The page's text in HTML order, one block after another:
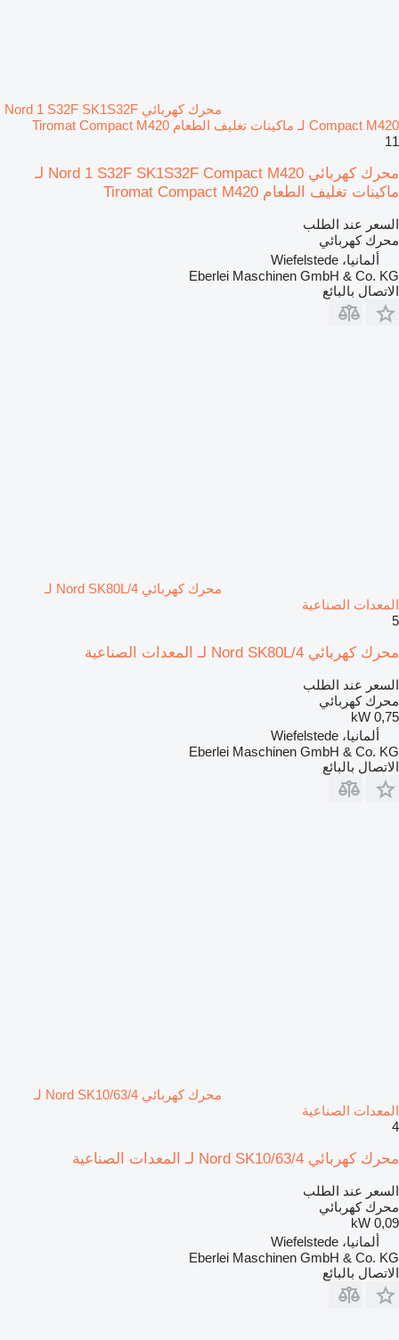
محرك كهربائي Nord 1 S32F SK1S32F
Compact M420 لـ ماكينات تغليف الطعام Tiromat Compact M420
11
محرك كهربائي Nord 1 S32F SK1S32F Compact M420 لـ
ماكينات تغليف الطعام Tiromat Compact M420
السعر عند الطلب
محرك كهربائي
ألمانيا، Wiefelstede
Eberlei Maschinen GmbH & Co. KG
الاتصال بالبائع
محرك كهربائي Nord SK80L/4 لـ
المعدات الصناعية
5
محرك كهربائي Nord SK80L/4 لـ المعدات الصناعية
السعر عند الطلب
محرك كهربائي
0,75 kW
ألمانيا، Wiefelstede
Eberlei Maschinen GmbH & Co. KG
الاتصال بالبائع
محرك كهربائي Nord SK10/63/4 لـ
المعدات الصناعية
4
محرك كهربائي Nord SK10/63/4 لـ المعدات الصناعية
السعر عند الطلب
محرك كهربائي
0,09 kW
ألمانيا، Wiefelstede
Eberlei Maschinen GmbH & Co. KG
الاتصال بالبائع